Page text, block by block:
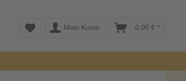
Mein Konto 0,00 € *